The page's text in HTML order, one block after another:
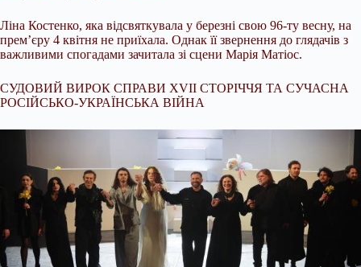
Ліна Костенко, яка відсвяткувала у березні свою 96-ту весну, на
прем’єру 4 квітня не приїхала. Однак її звернення до глядачів з
важливими спогадами зачитала зі сцени Марія Матіос.
СУДОВИЙ ВИРОК СПРАВИ XVII СТОРІЧЧЯ ТА СУЧАСНА
РОСІЙСЬКО-УКРАЇНСЬКА ВІЙНА